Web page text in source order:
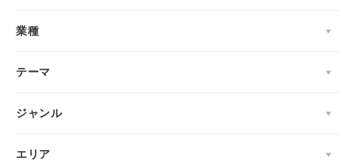
業種
テーマ
ジャンル
エリア